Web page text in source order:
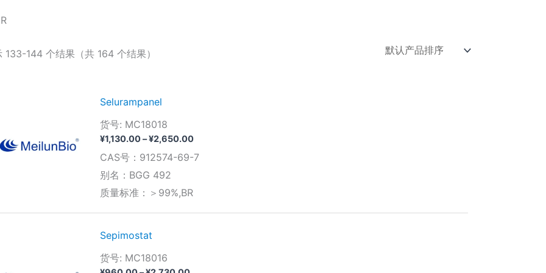
133-144 个结果（共 164 个结果）
Selurampanel
货号: MC18018
¥1,130.00–¥2,650.00价
范
至
CAS号：912574-69-7
别名：BGG 492
质量标准：＞99%,BR
Sepimostat
货号: MC18016